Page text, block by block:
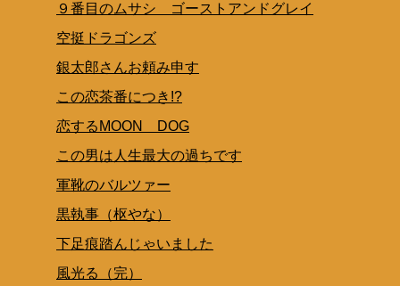
９番目のムサシ ゴーストアンドグレイ
空挺ドラゴンズ
銀太郎さんお頼み申す
この恋茶番につき!?
恋するMOON DOG
この男は人生最大の過ちです
軍靴のバルツァー
黒執事（枢やな）
下足痕踏んじゃいました
風光る（完）